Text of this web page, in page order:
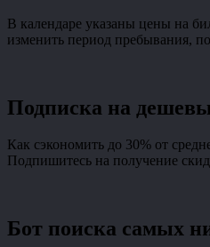
В календаре указаны цены на
изменить период пребывания,
Подписка на
Как сэкономить до 30% от
Подпишитесь на получение
Бот поиска самых